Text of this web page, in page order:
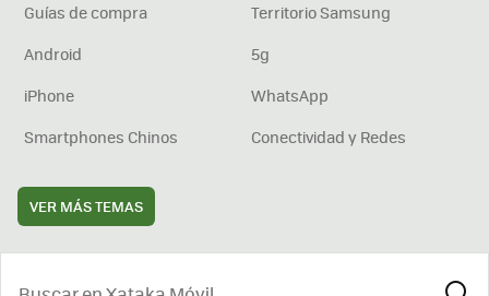
Guías de compra
Territorio Samsung
Android
5g
iPhone
WhatsApp
Smartphones Chinos
Conectividad y Redes
VER MÁS TEMAS